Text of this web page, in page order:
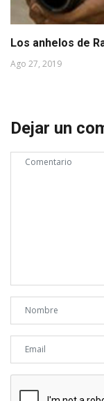
Los anhelos de
Ago 27, 2019
Dejar un